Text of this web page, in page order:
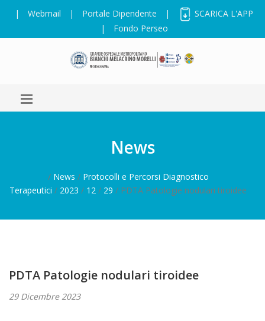
| Webmail | Portale Dipendente |
SCARICA L'APP
|
Fondo Perseo
News
/ News / Protocolli e Percorsi Diagnostico
Terapeutici / 2023 / 12 / 29 / PDTA Patologie nodulari tiroidee
PDTA Patologie nodulari tiroidee
29 Dicembre 2023